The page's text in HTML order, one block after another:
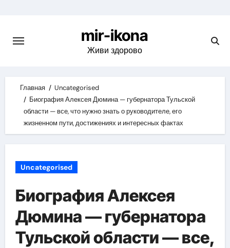
content
mir-ikona
Живи здорово
Главная
Uncategorised
Биография Алексея Дюмина — губернатора Тульской
области — все, что нужно знать о руководителе, его
жизненном пути, достижениях и интересных фактах
Uncategorised
Биография Алексея
Дюмина — губернатора
Тульской области — все,